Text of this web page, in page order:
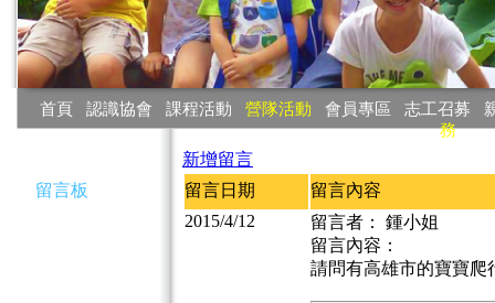
首頁 認識協會 課程活動 營隊活動 會員專區 志工召募
務
留言板
新增留言
留言日期
留言內容
2015/4/12
留言者： 鍾小姐
留言內容：
請問有高雄市的寶寶爬